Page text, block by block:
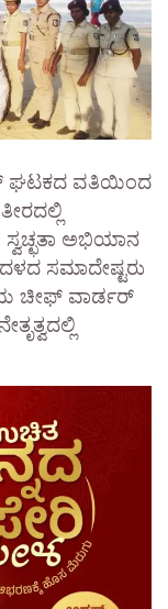
ಘಟಕದ ವತಿಯಿಂದ
ಸ್ವಚ್ಛತಾ ಅಭಿಯಾನ
ಸಮಾದೇಷ್ಟರು
ಚೀಫ್ ವಾರ್ಡರ್